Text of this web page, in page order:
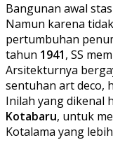
Bangunan awal
Namun karena
pertumbuhan
tahun 1941, SS
Arsitekturnya
sentuhan art deco,
Inilah yang dikenal
Kotabaru, untuk
Kotalama yang